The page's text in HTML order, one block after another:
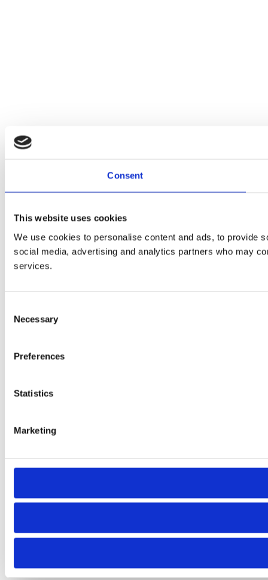
Consent
This website uses cookies
We use cookies to personalise content and ads, to provide
social media, advertising and analytics partners who may
services.
Selection
Necessary
Preferences
Statistics
Marketing